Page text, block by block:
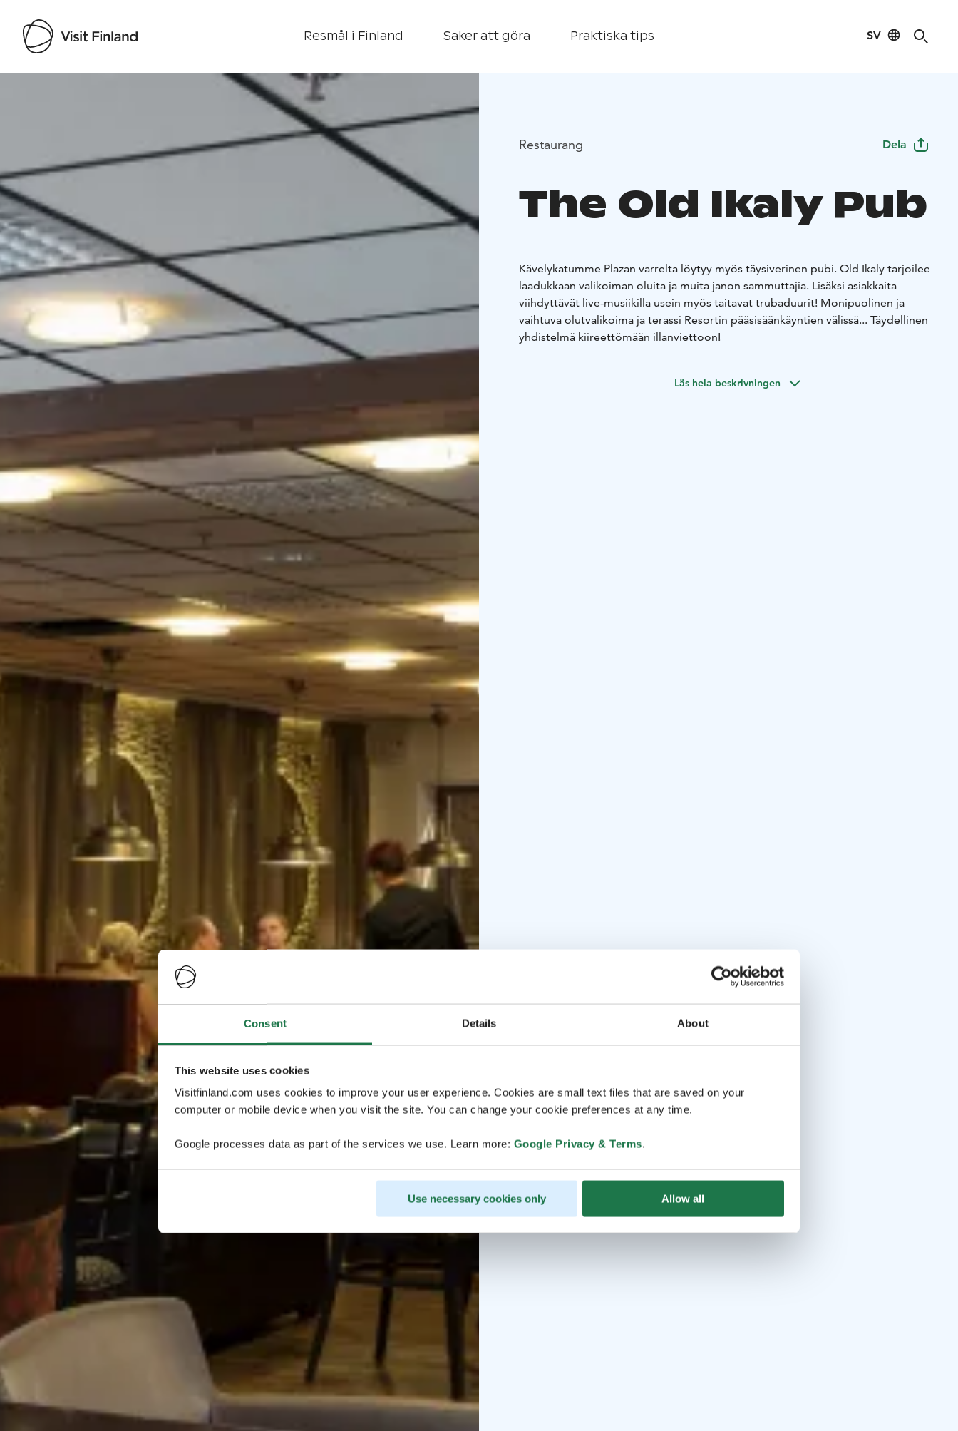
Consent Details About
This website uses cookies
Visitfinland.com uses cookies to improve your user experience. Cookies are small text files that are saved on your
computer or mobile device when you visit the site. You can change your cookie preferences at any time.
Google processes data as part of the services we use. Learn more: Google Privacy & Terms.
Use necessary cookies only Allow all
Resmål i Finland Saker att göra Praktiska tips SV
Visit Finland
Restaurang Dela
The Old Ikaly Pub
Kävelykatumme Plazan varrelta löytyy myös täysiverinen pubi. Old Ikaly tarjoilee
laadukkaan valikoiman oluita ja muita janon sammuttajia. Lisäksi asiakkaita
viihdyttävät live-musiikilla usein myös taitavat trubaduurit! Monipuolinen ja
vaihtuva olutvalikoima ja terassi Resortin pääsisäänkäyntien välissä... Täydellinen
yhdistelmä kiireettömään illanviettoon!
Läs hela beskrivningen